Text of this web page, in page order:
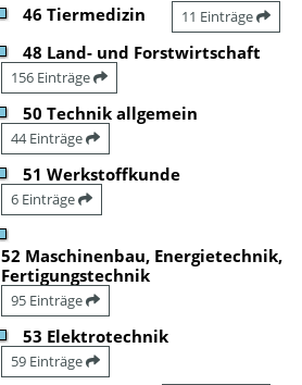
46 Tiermedizin 11 Einträge
48 Land- und Forstwirtschaft
156 Einträge
50 Technik allgemein
44 Einträge
51 Werkstoffkunde
6 Einträge
52 Maschinenbau, Energietechnik,
Fertigungstechnik
95 Einträge
53 Elektrotechnik
59 Einträge